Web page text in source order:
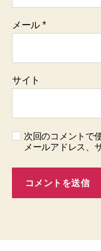
メール *
サイト
次回のコメントで
メールアドレス、